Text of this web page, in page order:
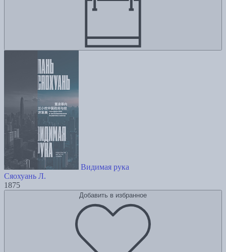
Видимая рука
Сяохуань Л.
1875
Добавить в избранное